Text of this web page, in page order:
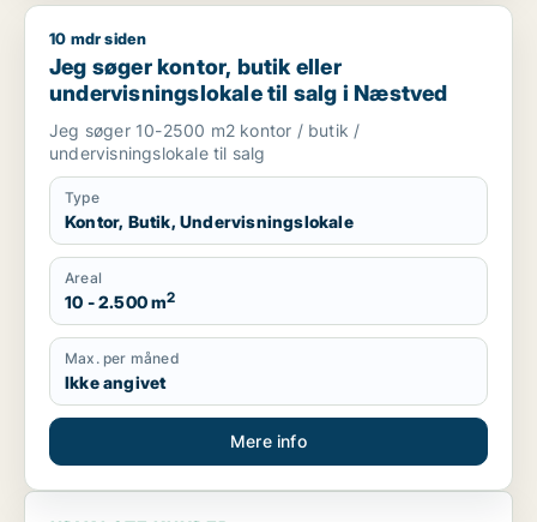
Jeg søger kontor, butik eller undervisningslokale til salg i
10 mdr siden
Jeg søger kontor, butik eller
undervisningslokale til salg i Næstved
Jeg søger 10-2500 m2 kontor / butik /
undervisningslokale til salg
Type
Kontor, Butik, Undervisningslokale
Areal
10 - 2.500 m2
Max. per måned
Ikke angivet
Mere info